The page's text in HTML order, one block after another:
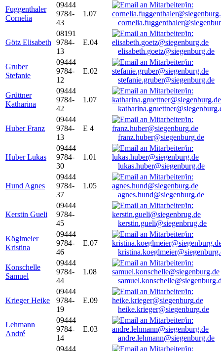
Fuggenthaler
Cornelia
09444
9784-
43
1.07
Götz Elisabeth
08191
9784-
13
E.04
elisabeth.goetz@siegenburg.de
Gruber
Stefanie
09444
9784-
12
E.02
stefanie.gruber@siegenburg.de
Grüttner
Katharina
09444
9784-
42
1.07
Huber Franz
09444
9784-
13
E 4
franz.huber@siegenburg.de
Huber Lukas
09444
9784-
30
1.01
lukas.huber@siegenburg.de
Hund Agnes
09444
9784-
37
1.05
agnes.hund@siegenburg.de
Kerstin Gueli
09444
9784-
45
kerstin.gueli@siegenbrug.de
Köglmeier
Kristina
09444
9784-
46
E.07
Konschelle
Samuel
09444
9784-
44
1.08
Krieger Heike
09444
9784-
19
E.09
heike.krieger@siegenburg.de
Lehmann
André
09444
9784-
14
E.03
andre.lehmann@siegenburg.de
09444